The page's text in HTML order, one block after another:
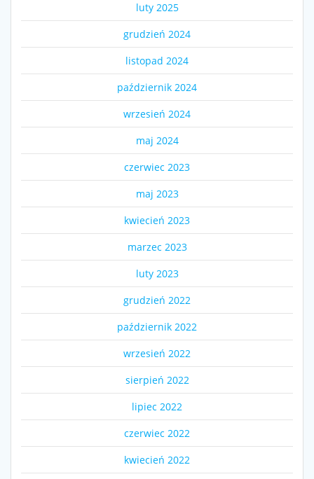
luty 2025
grudzień 2024
listopad 2024
październik 2024
wrzesień 2024
maj 2024
czerwiec 2023
maj 2023
kwiecień 2023
marzec 2023
luty 2023
grudzień 2022
październik 2022
wrzesień 2022
sierpień 2022
lipiec 2022
czerwiec 2022
kwiecień 2022